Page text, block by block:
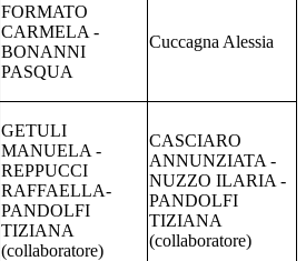
FORMATO
CARMELA -
BONANNI
PASQUA
Cuccagna Alessia
GETULI
MANUELA -
REPPUCCI
RAFFAELLA-
PANDOLFI
TIZIANA
(collaboratore)
CASCIARO
ANNUNZIATA -
NUZZO ILARIA -
PANDOLFI
TIZIANA
(collaboratore)